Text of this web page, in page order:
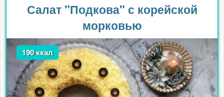
Салат "Подкова" с корейской
морковью
190 ккал